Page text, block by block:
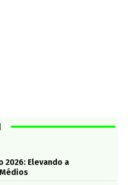
2026: Elevando a